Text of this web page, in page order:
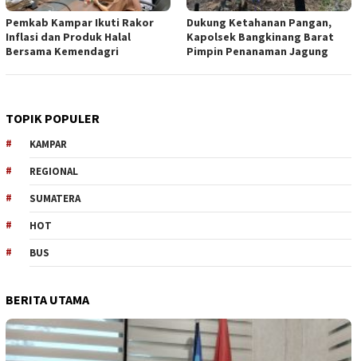
Pemkab Kampar Ikuti Rakor
Inflasi dan Produk Halal
Bersama Kemendagri
Dukung Ketahanan Pangan,
Kapolsek Bangkinang Barat
Pimpin Penanaman Jagung
TOPIK POPULER
KAMPAR
REGIONAL
SUMATERA
HOT
BUS
BERITA UTAMA